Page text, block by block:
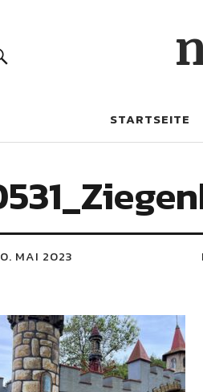
STARTSEITE
MAI 2023